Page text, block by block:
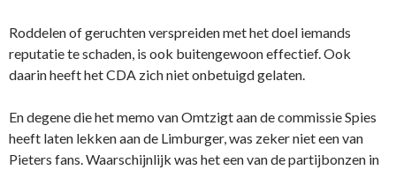
Roddelen of geruchten verspreiden met het doel iemands
reputatie te schaden, is ook buitengewoon effectief. Ook
daarin heeft het CDA zich niet onbetuigd gelaten.
En degene die het memo van Omtzigt aan de commissie Spies
heeft laten lekken aan de Limburger, was zeker niet een van
Pieters fans. Waarschijnlijk was het een van de partijbonzen in